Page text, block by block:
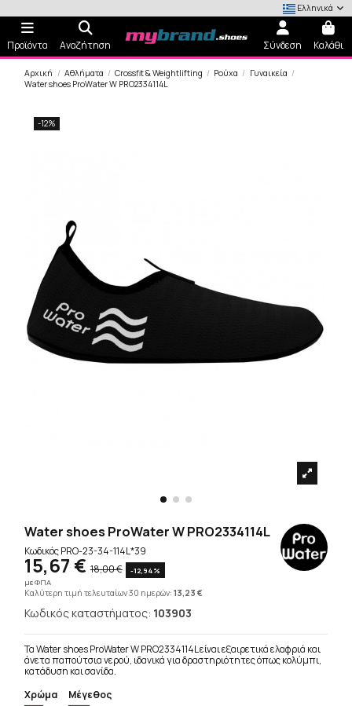
Ελληνικά
Προϊόντα Αναζήτηση Σύνδεση Καλάθι
Αρχική Αθλήματα Crossfit & Weightlifting Ρούχα
Γυναικεία
Water shoes ProWater W PRO2334114L
-12%
Water shoes ProWater W PRO2334114L
ΚωδικόςPRO-23-34-114L*39
15,67 € 18,00 €
-12,94%
με ΦΠΑ
Καλύτερη τιμή τελευταίων 30 ημερών:13,23 €
Κωδικός καταστήματος: 103903
Τα Water shoes ProWater W PRO2334114L είναι εξαιρετικά ελαφριά και
άνετα παπούτσια νερού, ιδανικά για δραστηριότητες όπως κολύμπι,
κατάδυση και σανίδα.
Χρώμα
Μέγεθος